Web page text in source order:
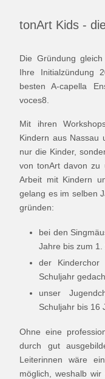
tonArt Kids -
Die Gründung
Ihre Initialzündung
besten A-capella
voces8.
Mit ihren
Kindern aus Nassau
nur die Kinder,
von tonArt davon zu
Arbeit mit Kindern
gelang es im selben
gründen:
bei den
Jahre bis zum 1.
der
Schuljahr
unser
Schuljahr bis 16
Ohne eine
durch gut
Leiterinnen wäre
möglich, weshalb